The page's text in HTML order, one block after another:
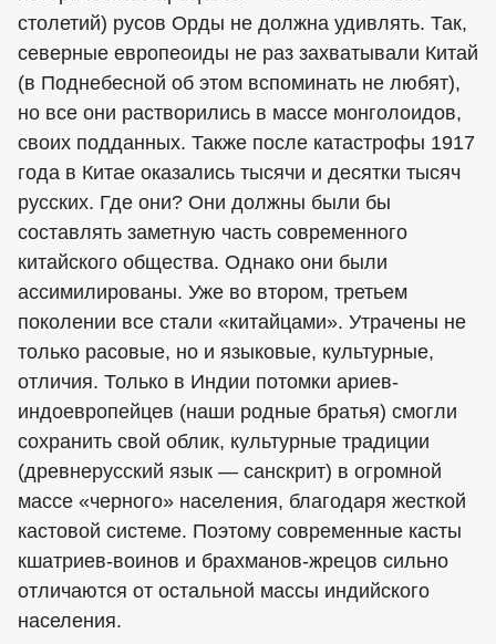
столетий) русов Орды не должна удивлять. Так,
северные европеоиды не раз захватывали Китай
(в Поднебесной об этом вспоминать не любят),
но все они растворились в массе монголоидов,
своих подданных. Также после катастрофы 1917
года в Китае оказались тысячи и десятки тысяч
русских. Где они? Они должны были бы
составлять заметную часть современного
китайского общества. Однако они были
ассимилированы. Уже во втором, третьем
поколении все стали «китайцами». Утрачены не
только расовые, но и языковые, культурные,
отличия. Только в Индии потомки ариев-
индоевропейцев (наши родные братья) смогли
сохранить свой облик, культурные традиции
(древнерусский язык — санскрит) в огромной
массе «черного» населения, благодаря жесткой
кастовой системе. Поэтому современные касты
кшатриев-воинов и брахманов-жрецов сильно
отличаются от остальной массы индийского
населения.